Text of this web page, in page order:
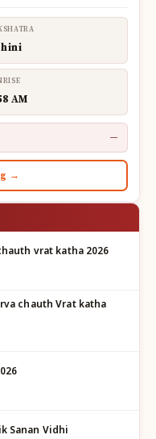
AM
—
→
chauth vrat katha 2026
chauth Vrat katha
Sanan Vidhi